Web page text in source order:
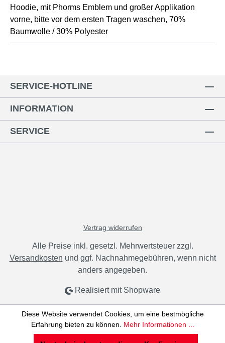
Hoodie, mit Phorms Emblem und großer Applikation
vorne, bitte vor dem ersten Tragen waschen, 70%
Baumwolle / 30% Polyester
SERVICE-HOTLINE
INFORMATION
SERVICE
Vertrag widerrufen
Alle Preise inkl. gesetzl. Mehrwertsteuer zzgl.
Versandkosten und ggf. Nachnahmegebühren, wenn nicht
anders angegeben.
Realisiert mit Shopware
Diese Website verwendet Cookies, um eine bestmögliche
Erfahrung bieten zu können. Mehr Informationen ...